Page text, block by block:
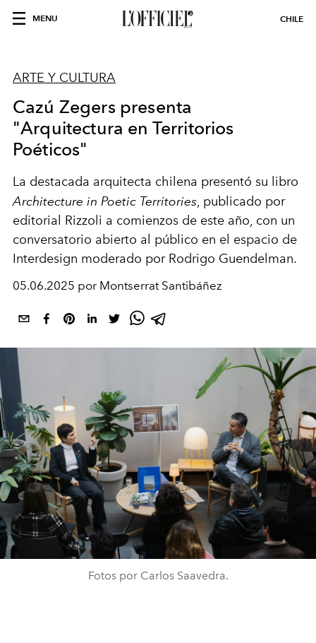
MENU CHILE
ARTE Y CULTURA
Cazú Zegers presenta
"Arquitectura en Territorios
Poéticos"
La destacada arquitecta chilena presentó su libro
Architecture in Poetic Territories, publicado por
editorial Rizzoli a comienzos de este año, con un
conversatorio abierto al público en el espacio de
Interdesign moderado por Rodrigo Guendelman.
05.06.2025 por Montserrat Santibáñez
Fotos por Carlos Saavedra.